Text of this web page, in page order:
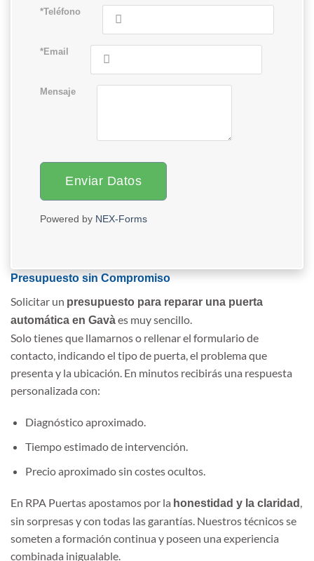
*Teléfono
*Email
Mensaje
Enviar Datos
Powered by NEX-Forms
Presupuesto sin Compromiso
Solicitar un presupuesto para reparar una puerta
automática en Gavàes muy sencillo.
Solo tienes que llamarnos o rellenar el formulario de
contacto, indicando el tipo de puerta, el problema que
presenta y la ubicación. En minutos recibirás una respuesta
personalizada con:
Diagnóstico aproximado.
Tiempo estimado de intervención.
Precio aproximado sin costes ocultos.
En RPA Puertas apostamos por la honestidad y la claridad ,
sin sorpresas y con todas las garantías. Nuestros técnicos se
someten a formación continua y poseen una experiencia
combinada inigualable.